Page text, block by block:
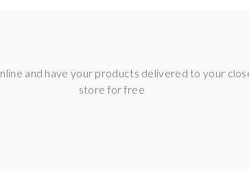
and have your products delivered to your
store for free